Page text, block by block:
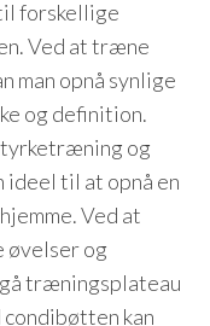
forskellige
Ved at træne
man opnå synlige
og definition.
og
til at opnå en
Ved at
øvelser og
træningsplateau
kan